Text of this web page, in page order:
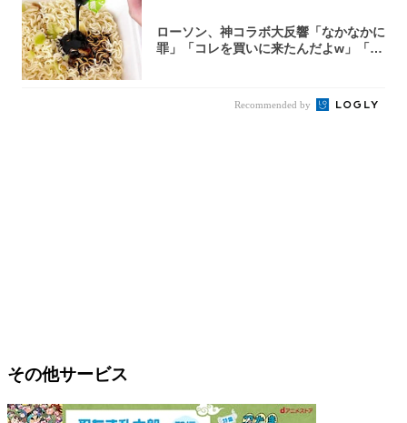
ローソン、神コラボ大反響「なかなかに
罪」「コレを買いに来たんだよw」「３
Recommended by
その他サービス